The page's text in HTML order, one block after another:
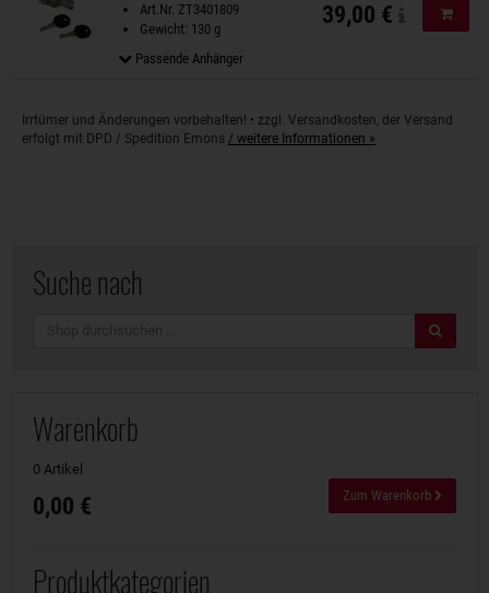
Art.Nr. ZT3401809
Gewicht: 130 g
Passende Anhänger
39,00 €
Irrtümer und Änderungen vorbehalten! • zzgl. Versandkosten, der Versand
erfolgt mit DPD / Spedition Emons / weitere Informationen »
Suche nach
Warenkorb
0 Artikel
0,00 € Zum Warenkorb
Produktkategorien